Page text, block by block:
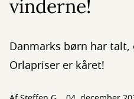
vinderne!
Danmarks børn har
Orlapriser er kåret!